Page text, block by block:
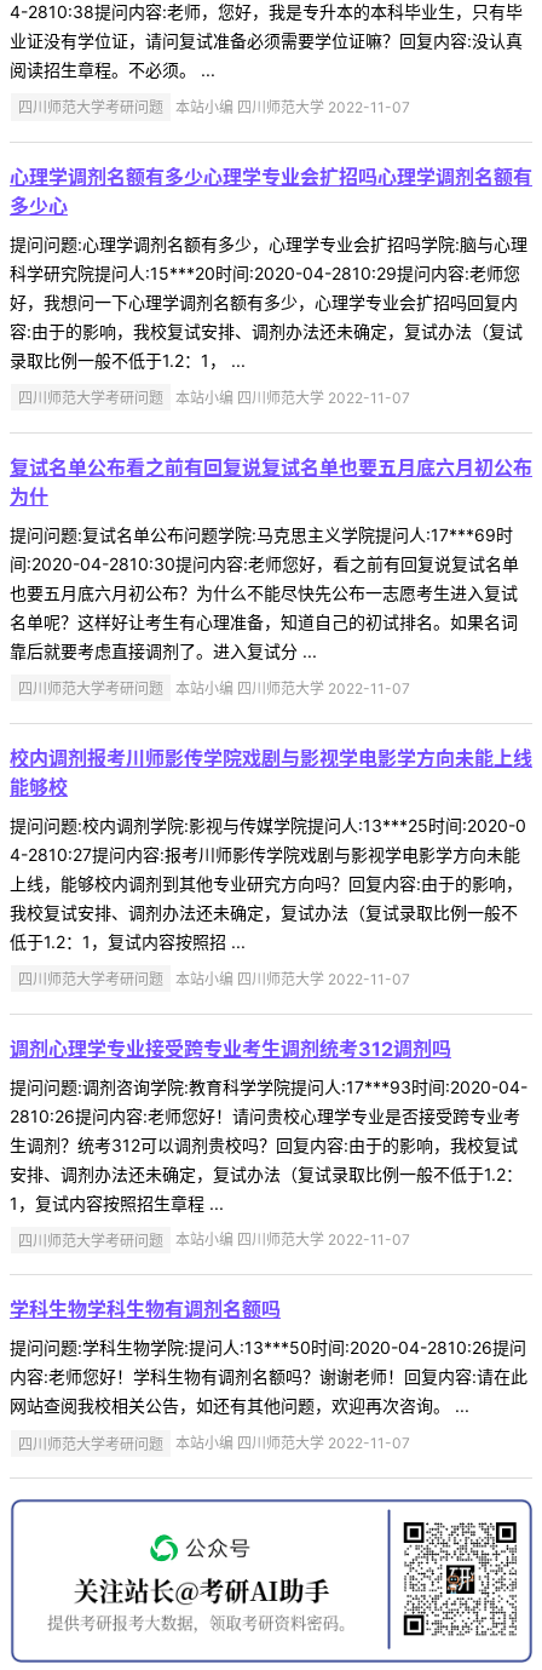
4-2810:38提问内容:老师，您好，我是专升本的本科毕业生，只有毕
业证没有学位证，请问复试准备必须需要学位证嘛？回复内容:没认真
阅读招生章程。不必须。 ...
四川师范大学考研问题 本站小编 四川师范大学 2022-11-07
心理学调剂名额有多少心理学专业会扩招吗心理学调剂名额有
多少心
提问问题:心理学调剂名额有多少，心理学专业会扩招吗学院:脑与心理
科学研究院提问人:15***20时间:2020-04-2810:29提问内容:老师您
好，我想问一下心理学调剂名额有多少，心理学专业会扩招吗回复内
容:由于的影响，我校复试安排、调剂办法还未确定，复试办法（复试
录取比例一般不低于1.2：1， ...
四川师范大学考研问题 本站小编 四川师范大学 2022-11-07
复试名单公布看之前有回复说复试名单也要五月底六月初公布
为什
提问问题:复试名单公布问题学院:马克思主义学院提问人:17***69时
间:2020-04-2810:30提问内容:老师您好，看之前有回复说复试名单
也要五月底六月初公布？为什么不能尽快先公布一志愿考生进入复试
名单呢？这样好让考生有心理准备，知道自己的初试排名。如果名词
靠后就要考虑直接调剂了。进入复试分 ...
四川师范大学考研问题 本站小编 四川师范大学 2022-11-07
校内调剂报考川师影传学院戏剧与影视学电影学方向未能上线
能够校
提问问题:校内调剂学院:影视与传媒学院提问人:13***25时间:2020-0
4-2810:27提问内容:报考川师影传学院戏剧与影视学电影学方向未能
上线，能够校内调剂到其他专业研究方向吗？回复内容:由于的影响，
我校复试安排、调剂办法还未确定，复试办法（复试录取比例一般不
低于1.2：1，复试内容按照招 ...
四川师范大学考研问题 本站小编 四川师范大学 2022-11-07
调剂心理学专业接受跨专业考生调剂统考312调剂吗
提问问题:调剂咨询学院:教育科学学院提问人:17***93时间:2020-04-
2810:26提问内容:老师您好！请问贵校心理学专业是否接受跨专业考
生调剂？统考312可以调剂贵校吗？回复内容:由于的影响，我校复试
安排、调剂办法还未确定，复试办法（复试录取比例一般不低于1.2：
1，复试内容按照招生章程 ...
四川师范大学考研问题 本站小编 四川师范大学 2022-11-07
学科生物学科生物有调剂名额吗
提问问题:学科生物学院:提问人:13***50时间:2020-04-2810:26提问
内容:老师您好！学科生物有调剂名额吗？谢谢老师！回复内容:请在此
网站查阅我校相关公告，如还有其他问题，欢迎再次咨询。 ...
四川师范大学考研问题 本站小编 四川师范大学 2022-11-07